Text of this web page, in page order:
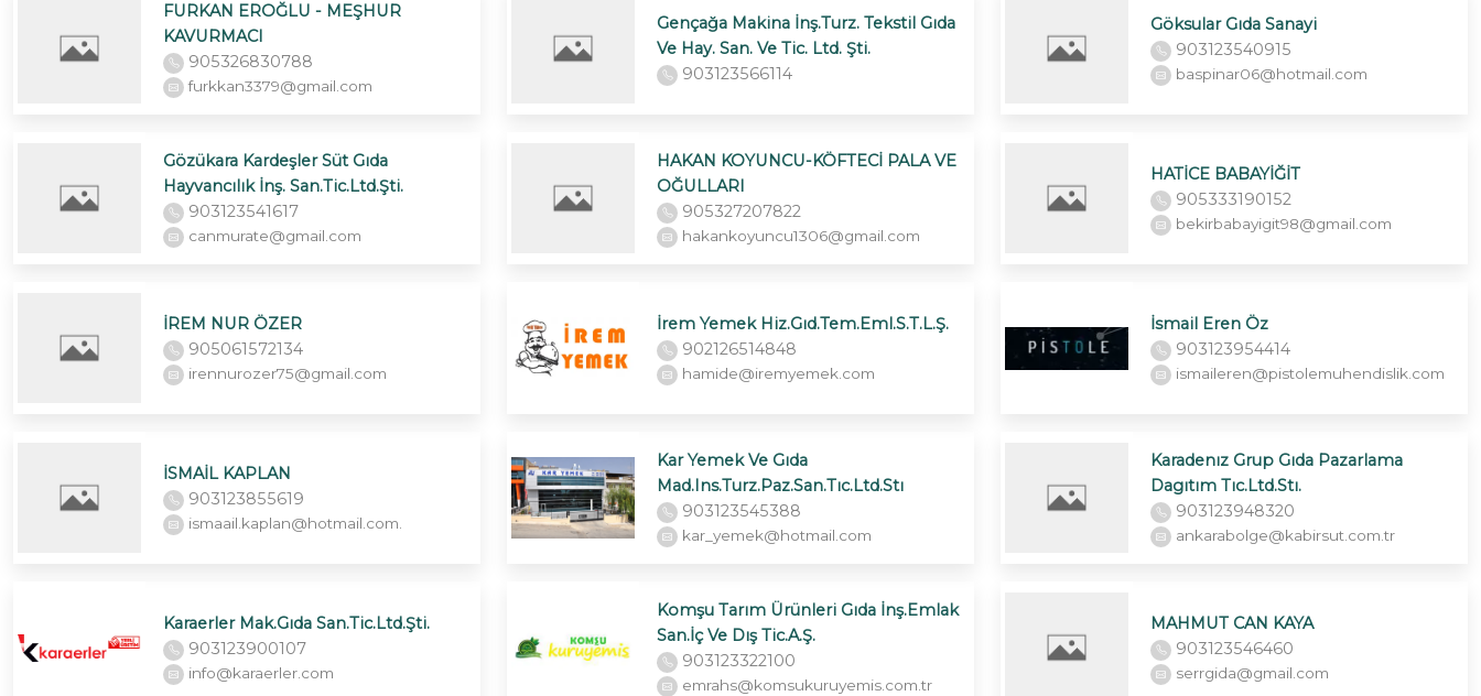
FURKAN EROĞLU - MEŞHUR
KAVURMACI
905326830788
furkkan3379@gmail.com
Gençağa Makina İnş.Turz. Tekstil Gıda
Ve Hay. San. Ve Tic. Ltd. Şti.
903123566114
Göksular Gıda Sanayi
903123540915
baspinar06@hotmail.com
Gözükara Kardeşler Süt Gıda
Hayvancılık İnş. San.Tic.Ltd.Şti.
903123541617
canmurate@gmail.com
HAKAN KOYUNCU-KÖFTECİ PALA VE
OĞULLARI
905327207822
hakankoyuncu1306@gmail.com
HATİCE BABAYİĞİT
905333190152
bekirbabayigit98@gmail.com
İREM NUR ÖZER
905061572134
irennurozer75@gmail.com
İrem Yemek Hiz.Gıd.Tem.Eml.S.T.L.Ş.
902126514848
hamide@iremyemek.com
İsmail Eren Öz
903123954414
ismaileren@pistolemuhendislik.com
İSMAİL KAPLAN
903123855619
ismaail.kaplan@hotmail.com.
Kar Yemek Ve Gıda
Mad.Ins.Turz.Paz.San.Tıc.Ltd.Stı
903123545388
kar_yemek@hotmail.com
Karadenız Grup Gıda Pazarlama
Dagıtım Tıc.Ltd.Stı.
903123948320
ankarabolge@kabirsut.com.tr
Karaerler Mak.Gıda San.Tic.Ltd.Şti.
903123900107
info@karaerler.com
Komşu Tarım Ürünleri Gıda İnş.Emlak
San.İç Ve Dış Tic.A.Ş.
903123322100
emrahs@komsukuruyemis.com.tr
MAHMUT CAN KAYA
903123546460
serrgida@gmail.com